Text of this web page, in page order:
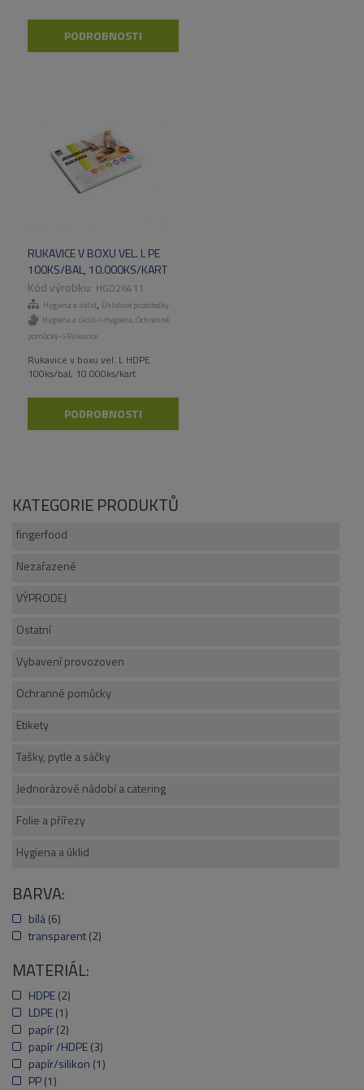
PODROBNOSTI
RUKAVICE V BOXU VEL. L PE
100KS/BAL, 10.000KS/KART
HGD26411
Hygiena a úklid, Úklidové prostředky
Hygiena a úklid->Hygiena, Ochranné
pomůcky->Rukavice
Rukavice v boxu vel. L HDPE
100ks/bal, 10.000ks/kart
PODROBNOSTI
KATEGORIE PRODUKTŮ
fingerfood
Nezařazené
VÝPRODEJ
Ostatní
Vybavení provozoven
Ochranné pomůcky
Etikety
Tašky, pytle a sáčky
Jednorázové nádobí a catering
Folie a přířezy
Hygiena a úklid
BARVA:
bílá (6)
transparent (2)
MATERIÁL:
HDPE (2)
LDPE (1)
papír (2)
papír /HDPE (3)
papír/silikon (1)
PP (1)